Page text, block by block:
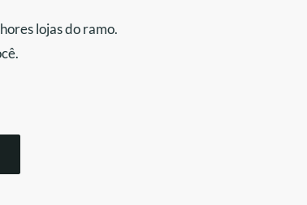
lojas do ramo.